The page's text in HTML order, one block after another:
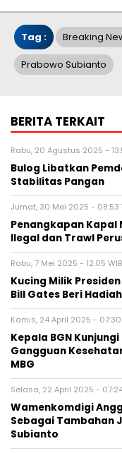
Tag : Breaking
Prabowo Subianto
BERITA TERKAIT
Rabu, 20 Agustus 2025 -
Bulog Libatkan
Stabilitas Pangan
Jumat, 30 Mei 2025 - 08:53
Penangkapan Kapal
Ilegal dan Trawl
Rabu, 7 Mei 2025 - 12:05 WIB
Kucing Milik
Bill Gates Beri
Kamis, 24 April 2025 - 07:30
Kepala BGN
Gangguan
MBG
Selasa, 22 April 2025 -
Wamenkomdigi
Sebagai Tambahan
Subianto